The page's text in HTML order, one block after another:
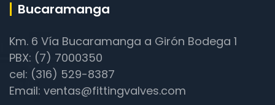
Bucaramanga
Km. 6 Vía Bucaramanga a Girón Bodega 1
PBX: (7) 7000350
cel: (316) 529-8387
Email: ventas@fittingvalves.com